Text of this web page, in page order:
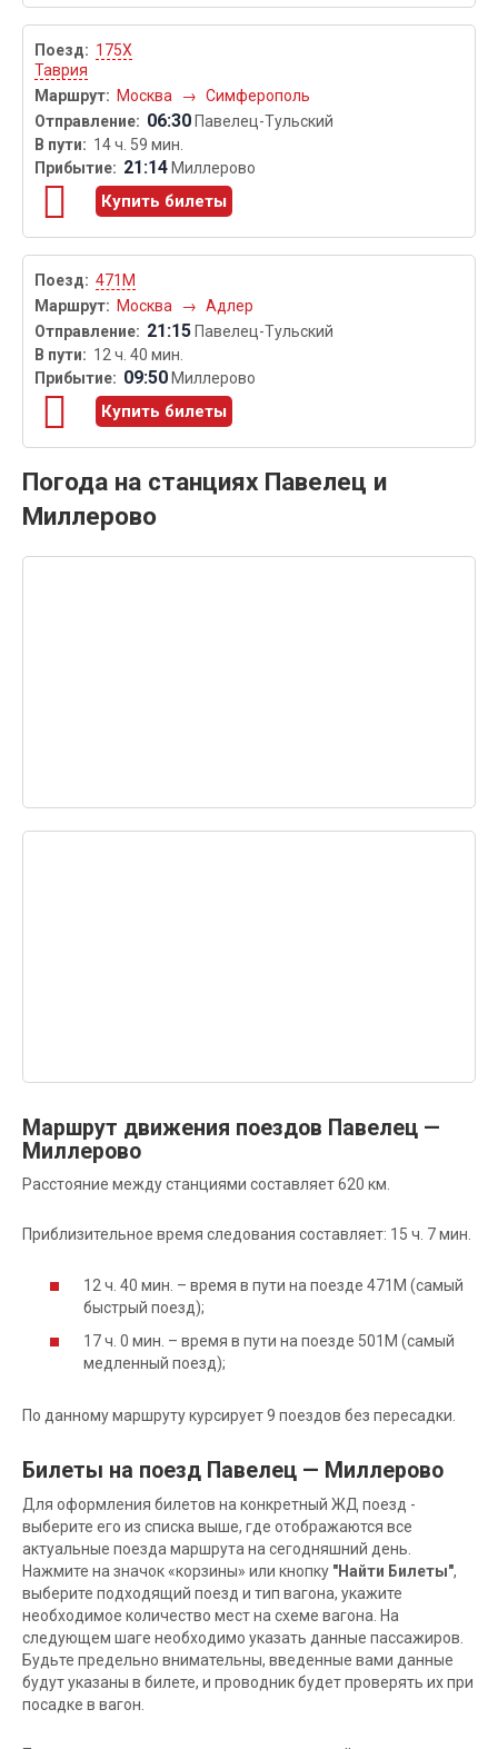
175Х
Таврия
Москва
→ Симферополь
06:30 Павелец-Тульский
14 ч. 59 мин.
21:14 Миллерово
Купить билеты
471М
Москва
→ Адлер
21:15 Павелец-Тульский
12 ч. 40 мин.
09:50 Миллерово
Купить билеты
Погода на станциях Павелец и
Миллерово
Маршрут движения поездов Павелец —
Миллерово
Расстояние между станциями составляет 620 км.
Приблизительное время следования составляет: 15 ч. 7 мин.
12 ч. 40 мин. – время в пути на поезде 471М (самый
быстрый поезд);
17 ч. 0 мин. – время в пути на поезде 501М (самый
медленный поезд);
По данному маршруту курсирует 9 поездов без пересадки.
Билеты на поезд Павелец — Миллерово
Для оформления билетов на конкретный ЖД поезд -
выберите его из списка выше, где отображаются все
актуальные поезда маршрута на сегодняшний день.
Нажмите на значок «корзины» или кнопку "Найти Билеты",
выберите подходящий поезд и тип вагона, укажите
необходимое количество мест на схеме вагона. На
следующем шаге необходимо указать данные пассажиров.
Будьте предельно внимательны, введенные вами данные
будут указаны в билете, и проводник будет проверять их при
посадке в вагон.